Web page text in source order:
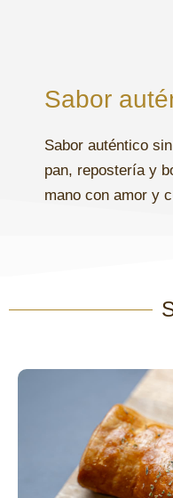
Sabor
Sabor auténtico
pan, repostería y
mano con amor y